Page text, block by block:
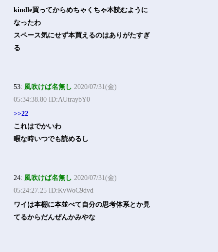
kindle買ってからめちゃくちゃ本読むように
なったわ
スペース気にせず本買えるのはありがたすぎ
る
53: 風吹けば名無し 2020/07/31(金)
05:34:38.80 ID:AUtraybY0
>>22
これはでかいわ
暇な時いつでも読めるし
24: 風吹けば名無し 2020/07/31(金)
05:24:27.25 ID:KvWoC9dvd
ワイは本棚に本並べて自分の思考体系とか見
てるからだんぜんかみやな